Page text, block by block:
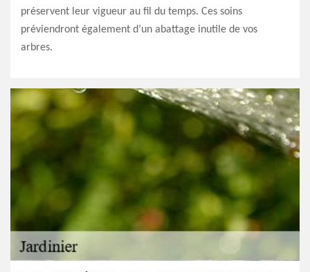
préservent leur vigueur au fil du temps. Ces soins
préviendront également d’un abattage inutile de vos
arbres.